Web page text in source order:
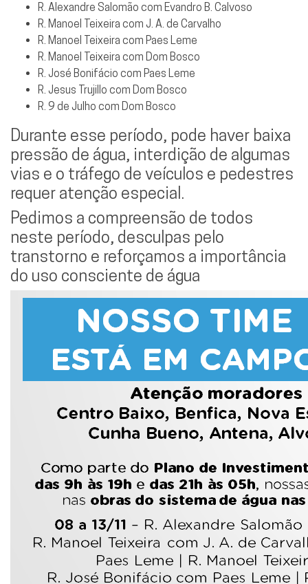
R. Alexandre Salomão com Evandro B. Calvoso
R. Manoel Teixeira com J. A. de Carvalho
R. Manoel Teixeira com Paes Leme
R. Manoel Teixeira com Dom Bosco
R. José Bonifácio com Paes Leme
R. Jesus Trujillo com Dom Bosco
R. 9 de Julho com Dom Bosco
Durante esse período, pode haver baixa
pressão de água, interdição de algumas
vias e o tráfego de veículos e pedestres
requer atenção especial.
Pedimos a compreensão de todos
neste período, desculpas pelo
transtorno e reforçamos a importância
do uso consciente de água